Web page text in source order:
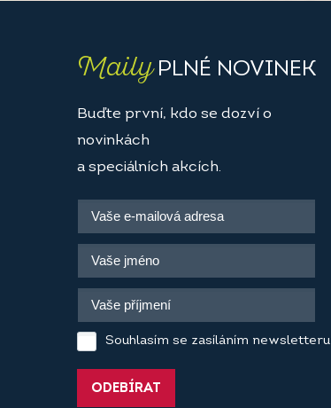
MailyPLNÉ NOVINEK
Buďte první, kdo se dozví o
novinkách
a speciálních akcích.
Souhlasím se zasíláním newsletteru
ODEBÍRAT